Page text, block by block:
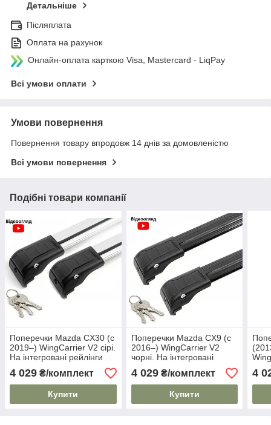
Детальніше
Післяплата
Оплата на рахунок
Онлайн-оплата карткою Visa, Mastercard - LiqPay
Всі умови оплати
Умови повернення
Повернення товару впродовж 14 днів за домовленістю
Всі умови повернення
Подібні товари компанії
Поперечки Mazda CX30 (c
2019–) WingCarrier V2 сірі.
На інтегровані рейлінги
4 029 ₴/комплект
Купити
Поперечки Mazda CX9 (c
2016–) WingCarrier V2
чорні. На інтегровані
4 029₴/комплект
Купити
4